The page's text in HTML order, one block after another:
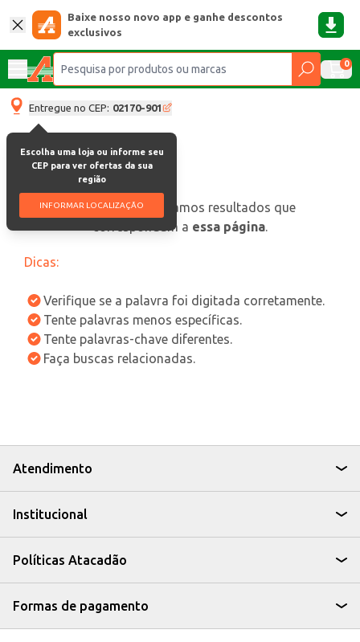
Baixe nosso novo app e ganhe descontos
exclusivos
0
Entregue no CEP: 02170-901
Escolha uma loja ou informe seu
CEP para ver ofertas da sua
região
INFORMAR LOCALIZAÇÃO
oops, não encontramos resultados que
correspondam a essa página.
Dicas:
Verifique se a palavra foi digitada corretamente.
Tente palavras menos específicas.
Tente palavras-chave diferentes.
Faça buscas relacionadas.
Atendimento
Institucional
Políticas Atacadão
Formas de pagamento